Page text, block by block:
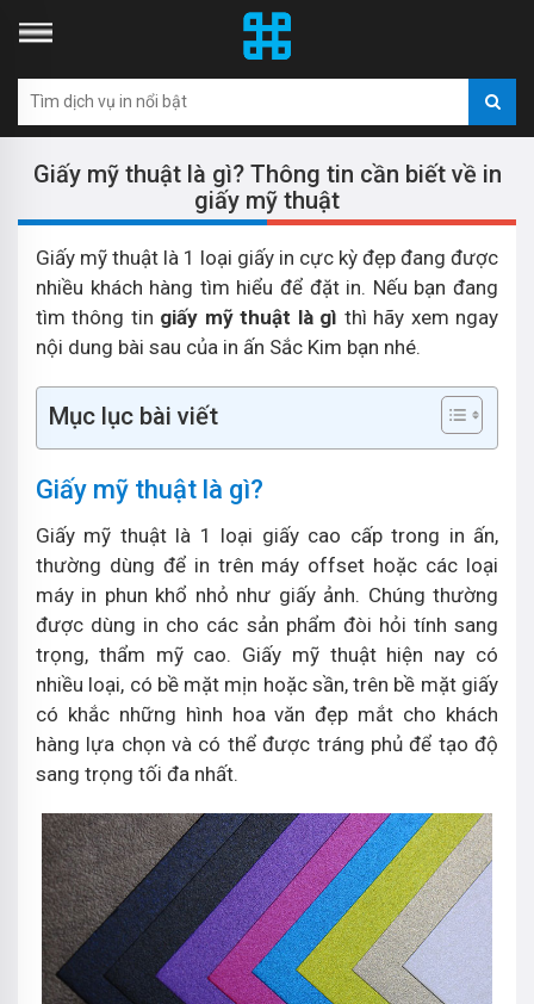
Giấy mỹ thuật là gì? Thông tin cần biết về in
giấy mỹ thuật
Giấy mỹ thuật là 1 loại giấy in cực kỳ đẹp đang được
nhiều khách hàng tìm hiểu để đặt in. Nếu bạn đang
tìm thông tin giấy mỹ thuật là gì thì hãy xem ngay
nội dung bài sau của in ấn Sắc Kim bạn nhé.
Mục lục bài viết
Giấy mỹ thuật là gì?
Giấy mỹ thuật là 1 loại giấy cao cấp trong in ấn,
thường dùng để in trên máy offset hoặc các loại
máy in phun khổ nhỏ như giấy ảnh. Chúng thường
được dùng in cho các sản phẩm đòi hỏi tính sang
trọng, thẩm mỹ cao. Giấy mỹ thuật hiện nay có
nhiều loại, có bề mặt mịn hoặc sần, trên bề mặt giấy
có khắc những hình hoa văn đẹp mắt cho khách
hàng lựa chọn và có thể được tráng phủ để tạo độ
sang trọng tối đa nhất.